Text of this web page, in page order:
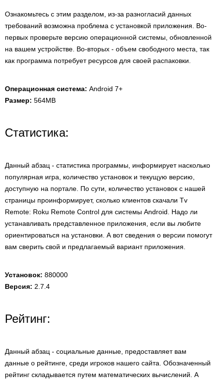
Ознакомьтесь с этим разделом, из-за разногласий данных
требований возможна проблема с установкой приложения. Во-
первых проверьте версию операционной системы, обновленной
на вашем устройстве. Во-вторых - объем свободного места, так
как программа потребует ресурсов для своей распаковки.
Операционная система: Android 7+
Размер: 564MB
Статистика:
Данный абзац - статистика программы, информирует насколько
популярная игра, количество установок и текущую версию,
доступную на портале. По сути, количество установок с нашей
страницы проинформирует, сколько клиентов скачали Tv
Remote: Roku Remote Control для системы Android. Надо ли
устанавливать представленное приложения, если вы любите
ориентироваться на установки. А вот сведения о версии помогут
вам сверить свой и предлагаемый вариант приложения.
Установок: 880000
Версия: 2.7.4
Рейтинг:
Данный абзац - социальные данные, предоставляет вам
данные о рейтинге, среди игроков нашего сайта. Обозначенный
рейтинг складывается путем математических вычислений. А